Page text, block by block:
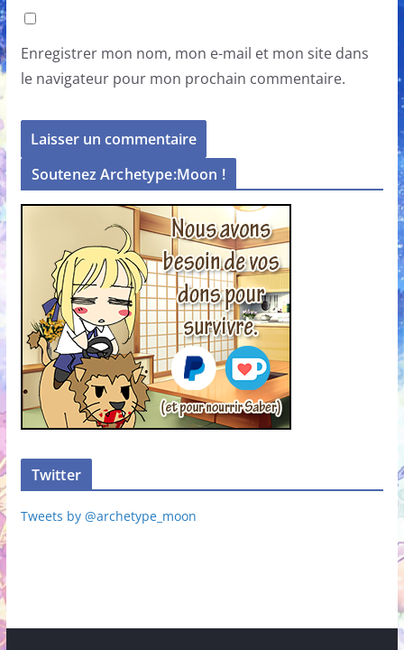
Enregistrer mon nom, mon e-mail et mon site dans
le navigateur pour mon prochain commentaire.
Soutenez Archetype:Moon !
Twitter
Tweets by @archetype_moon